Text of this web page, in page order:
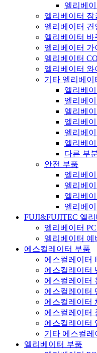
엘리베
엘리베이터 잠
엘리베이터 견
엘리베이터 바
엘리베이터 가
엘리베이터
엘리베이터 와
기타 엘리베이
엘리베
엘리베
엘리베
엘리베
엘리베
엘리베
다른 부
안전 부품
엘리베
엘리베
엘리베
엘리베
FUJI&FUJITEC 엘
엘리베이터
엘리베이터 예
에스컬레이터 부품
에스컬레이터
에스컬레이터
에스컬레이터
에스컬레이터
에스컬레이터
에스컬레이터
에스컬레이터
기타 에스컬레
엘리베이터 부품